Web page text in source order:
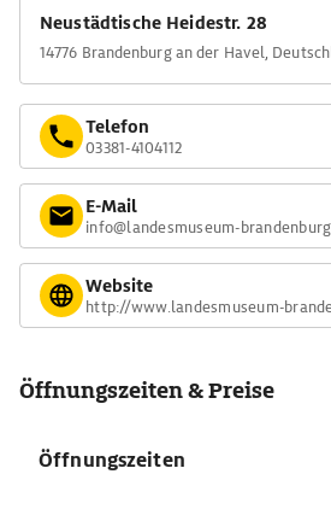
Neustädtische Heidestr. 28
14776 Brandenburg an der Havel,
Telefon
03381-4104112
E-Mail
info@landesmuseum-
Website
http://www.landesmuseum-
Öffnungszeiten & Preise
Öffnungszeiten